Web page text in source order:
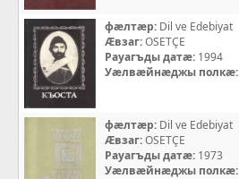
фæлтæр: Dil ve Edebiyat
Æвзаг:OSETÇE
Рауагъды датæ: 1994
Уæлвæйнæджы полкæ:
фæлтæр: Dil ve Edebiyat
Æвзаг:OSETÇE
Рауагъды датæ: 1973
Уæлвæйнæджы полкæ: